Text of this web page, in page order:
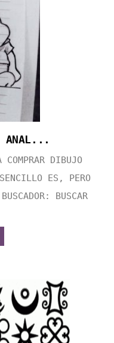
ANAL...
COMPRAR DIBUJO
ES, PERO
BUSCAR